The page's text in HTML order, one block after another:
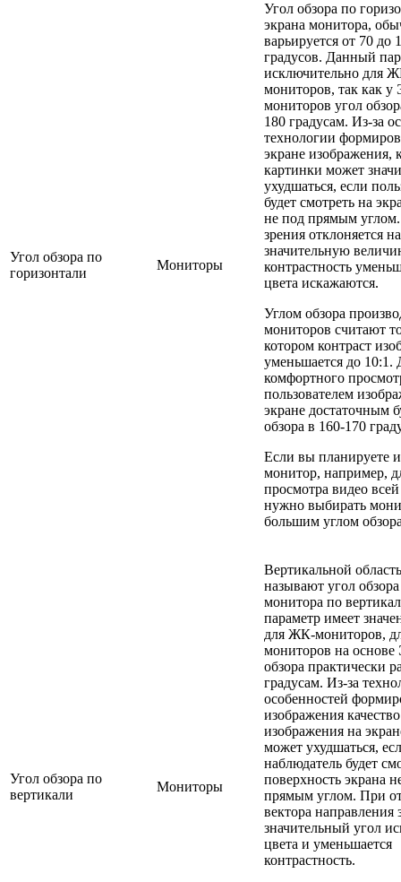
Угол обзора по
горизонтали
Мониторы
Угол обзора по
экрана монитора,
варьируется от 70 до
градусов. Данный
исключительно для
мониторов, так как
мониторов угол
180 градусам. Из-за
технологии
экране изображения,
картинки может
ухудшаться, если
будет смотреть на
не под прямым
зрения отклоняется на
значительную
контрастность
цвета искажаются.
Углом обзора
мониторов считают
котором контраст
уменьшается до 10:1.
комфортного
пользователем
экране достаточным
обзора в 160-170
Если вы планируете
монитор, например,
просмотра видео
нужно выбирать
большим углом
Угол обзора по
вертикали
Мониторы
Вертикальной
называют угол
монитора по
параметр имеет
для ЖК-мониторов,
мониторов на
обзора практически
градусам. Из-за
особенностей
изображения качество
изображения на
может ухудшаться,
наблюдатель будет
поверхность экрана
прямым углом. При
вектора направления
значительный угол
цвета и уменьшается
контрастность.